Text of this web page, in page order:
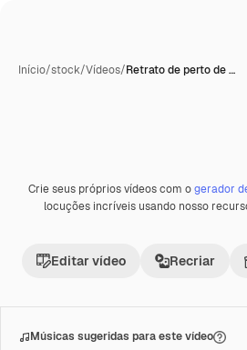
Início/stock/Vídeos/Retrato de perto de …
Premium
Crie seus próprios vídeos com ogerador
locuções incríveis usando nosso
Editar vídeo Recriar
Músicas sugeridas para este vídeo